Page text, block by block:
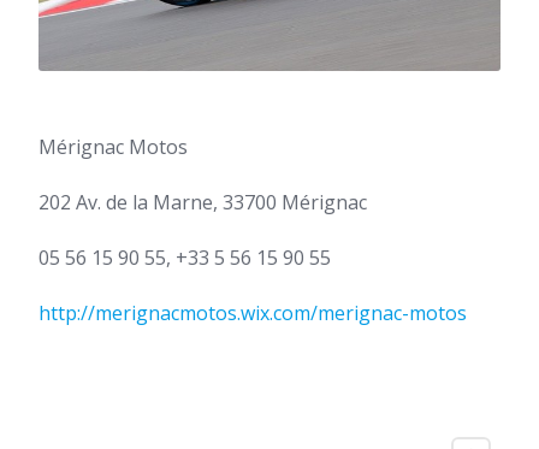
Mérignac Motos
202 Av. de la Marne, 33700 Mérignac
05 56 15 90 55, +33 5 56 15 90 55
http://merignacmotos.wix.com/merignac-motos